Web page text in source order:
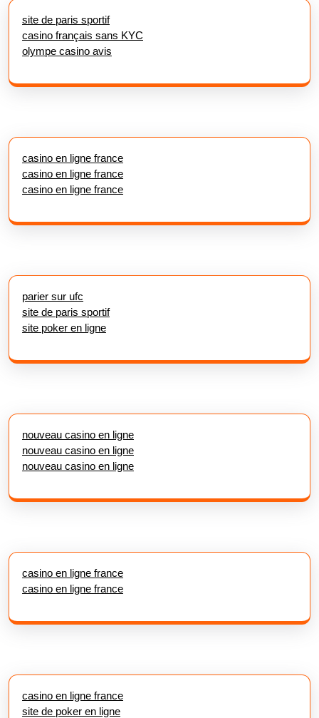
site de paris sportif
casino français sans KYC
olympe casino avis
casino en ligne france
casino en ligne france
casino en ligne france
parier sur ufc
site de paris sportif
site poker en ligne
nouveau casino en ligne
nouveau casino en ligne
nouveau casino en ligne
casino en ligne france
casino en ligne france
casino en ligne france
site de poker en ligne